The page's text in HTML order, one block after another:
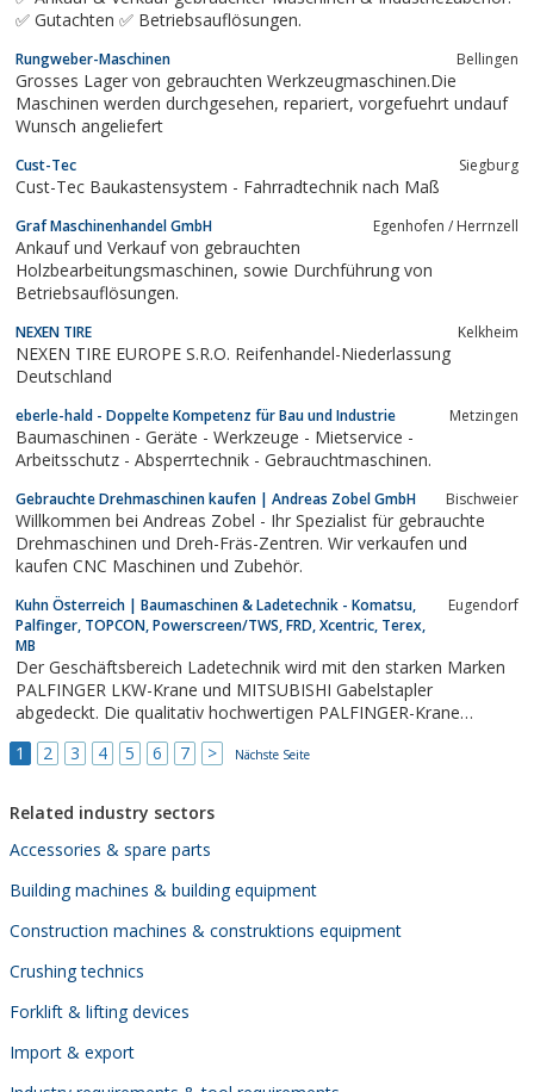
✅ Gutachten ✅ Betriebsauflösungen.
Rungweber-Maschinen Bellingen
Grosses Lager von gebrauchten Werkzeugmaschinen.Die
Maschinen werden durchgesehen, repariert, vorgefuehrt undauf
Wunsch angeliefert
Cust-Tec Siegburg
Cust-Tec Baukastensystem - Fahrradtechnik nach Maß
Graf Maschinenhandel GmbH Egenhofen / Herrnzell
Ankauf und Verkauf von gebrauchten
Holzbearbeitungsmaschinen, sowie Durchführung von
Betriebsauflösungen.
NEXEN TIRE Kelkheim
NEXEN TIRE EUROPE S.R.O. Reifenhandel-Niederlassung
Deutschland
eberle-hald - Doppelte Kompetenz für Bau und Industrie Metzingen
Baumaschinen - Geräte - Werkzeuge - Mietservice -
Arbeitsschutz - Absperrtechnik - Gebrauchtmaschinen.
Gebrauchte Drehmaschinen kaufen | Andreas Zobel GmbH Bischweier
Willkommen bei Andreas Zobel - Ihr Spezialist für gebrauchte
Drehmaschinen und Dreh-Fräs-Zentren. Wir verkaufen und
kaufen CNC Maschinen und Zubehör.
Kuhn Österreich | Baumaschinen & Ladetechnik - Komatsu,
Palfinger, TOPCON, Powerscreen/TWS, FRD, Xcentric, Terex,
MB
Eugendorf
Der Geschäftsbereich Ladetechnik wird mit den starken Marken
PALFINGER LKW-Krane und MITSUBISHI Gabelstapler
abgedeckt. Die qualitativ hochwertigen PALFINGER-Krane
Marktanteil von über 50%. Zur Vervollständigung des
1 2 3 4 5 6 7 > Nächste Seite
Related industry sectors
Accessories & spare parts
Building machines & building equipment
Construction machines & construktions equipment
Crushing technics
Forklift & lifting devices
Import & export